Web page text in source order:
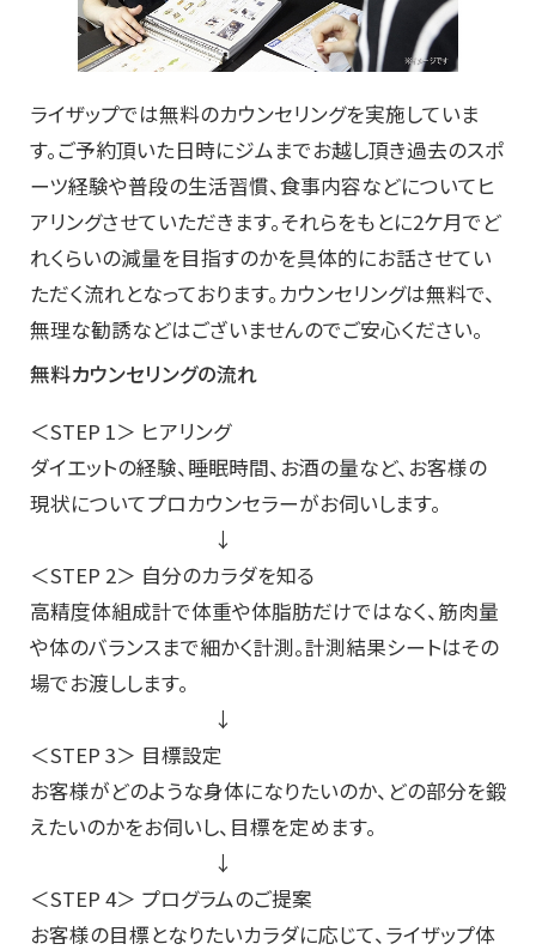
ライザップでは無料のカウンセリングを実施していま
す。ご予約頂いた日時にジムまでお越し頂き過去のスポ
ーツ経験や普段の生活習慣、食事内容などについてヒ
アリングさせていただきます。それらをもとに2ケ月でど
れくらいの減量を目指すのかを具体的にお話させてい
ただく流れとなっております。カウンセリングは無料で、
無理な勧誘などはございませんのでご安心ください。
無料カウンセリングの流れ
＜STEP 1＞ ヒアリング
ダイエットの経験、睡眠時間、お酒の量など、お客様の
現状についてプロカウンセラーがお伺いします。
↓
＜STEP 2＞ 自分のカラダを知る
高精度体組成計で体重や体脂肪だけではなく、筋肉量
や体のバランスまで細かく計測。計測結果シートはその
場でお渡しします。
↓
＜STEP 3＞ 目標設定
お客様がどのような身体になりたいのか、どの部分を鍛
えたいのかをお伺いし、目標を定めます。
↓
＜STEP 4＞ プログラムのご提案
お客様の目標となりたいカラダに応じて、ライザップ体